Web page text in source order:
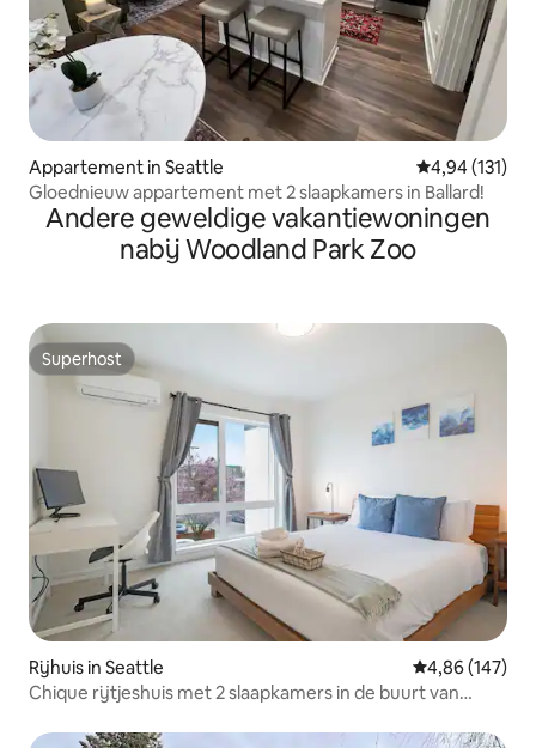
Appartement in Seattle Gemiddelde
4,94 (131)
Gloednieuw appartement met 2 slaapkamers in Ballard!
Andere geweldige vakantiewoningen
nabij Woodland Park Zoo
Superhost
Superhost
Rijhuis in Seattle Gemiddelde
4,86 (147)
Chique rijtjeshuis met 2 slaapkamers in de buurt van